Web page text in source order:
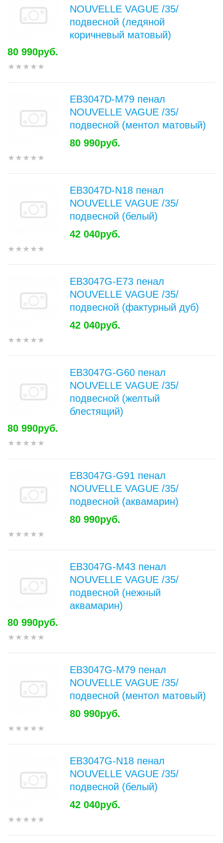
NOUVELLE VAGUE /35/
подвесной (ледяной
коричневый матовый)
80 990руб.
EB3047D-M79 пенал
NOUVELLE VAGUE /35/
подвесной (ментол матовый)
80 990руб.
EB3047D-N18 пенал
NOUVELLE VAGUE /35/
подвесной (белый)
42 040руб.
EB3047G-E73 пенал
NOUVELLE VAGUE /35/
подвесной (фактурный дуб)
42 040руб.
EB3047G-G60 пенал
NOUVELLE VAGUE /35/
подвесной (желтый
блестящий)
80 990руб.
EB3047G-G91 пенал
NOUVELLE VAGUE /35/
подвесной (аквамарин)
80 990руб.
EB3047G-M43 пенал
NOUVELLE VAGUE /35/
подвесной (нежный
аквамарин)
80 990руб.
EB3047G-M79 пенал
NOUVELLE VAGUE /35/
подвесной (ментол матовый)
80 990руб.
EB3047G-N18 пенал
NOUVELLE VAGUE /35/
подвесной (белый)
42 040руб.